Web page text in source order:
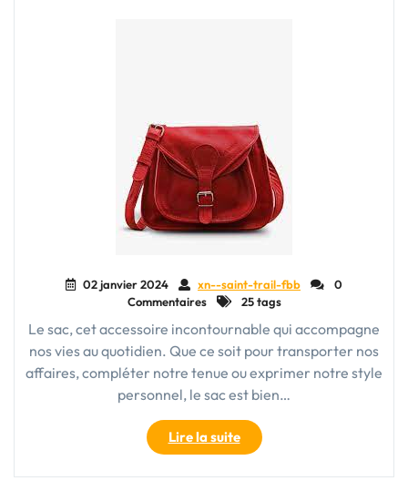
02 janvier 2024 xn--saint-trail-fbb
0
Commentaires
25 tags
Le sac, cet accessoire incontournable qui accompagne
nos vies au quotidien. Que ce soit pour transporter nos
affaires, compléter notre tenue ou exprimer notre style
personnel, le sac est bien…
Lire la suite"Le
Sac
: